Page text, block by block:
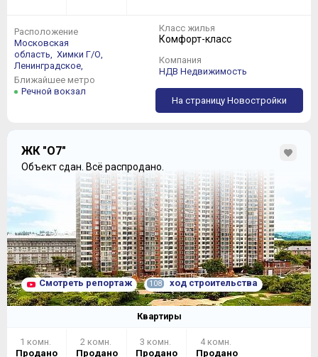
Расположение
Московская
область, Химки Г/О,
Ленинградское,
Ближайшее метро
Речной вокзал
Класс жилья
Комфорт-класс
Компания
НДВ Недвижимость
На страницу Новостройки
ЖК "О7"
Объект сдан. Всё распродано.
Смотреть репортаж 108 ход строительства
Квартиры
1 комн.
Продано
2 комн.
Продано
3 комн.
Продано
4 комн.
Продано